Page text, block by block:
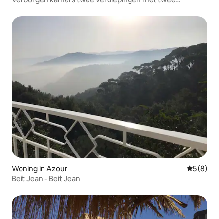
Woning in Azour
5 (8)
Beit Jean - Beit Jean